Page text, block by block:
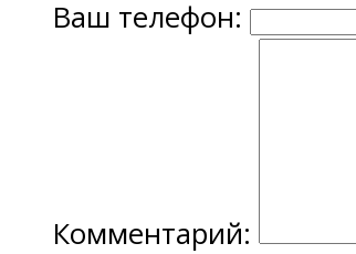
Ваш телефон:
Комментарий: